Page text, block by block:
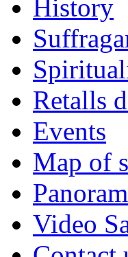
History
Retalls
Events
Map of
Video